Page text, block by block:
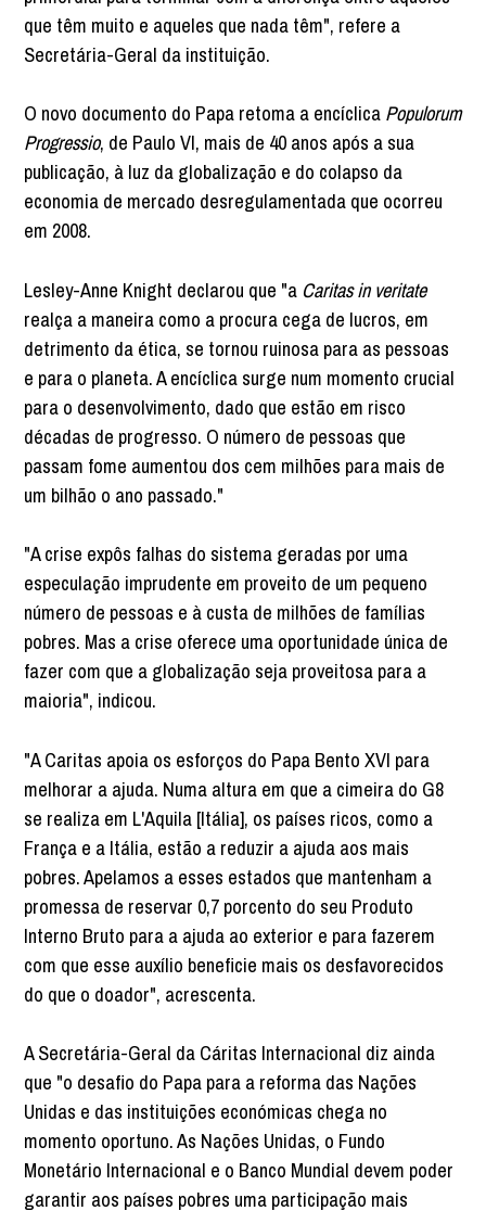
que têm muito e aqueles que nada têm", refere a
Secretária-Geral da instituição.
O novo documento do Papa retoma a encíclica Populorum
Progressio, de Paulo VI, mais de 40 anos após a sua
publicação, à luz da globalização e do colapso da
economia de mercado desregulamentada que ocorreu
em 2008.
Lesley-Anne Knight declarou que "a Caritas in veritate
realça a maneira como a procura cega de lucros, em
detrimento da ética, se tornou ruinosa para as pessoas
e para o planeta. A encíclica surge num momento crucial
para o desenvolvimento, dado que estão em risco
décadas de progresso. O número de pessoas que
passam fome aumentou dos cem milhões para mais de
um bilhão o ano passado."
"A crise expôs falhas do sistema geradas por uma
especulação imprudente em proveito de um pequeno
número de pessoas e à custa de milhões de famílias
pobres. Mas a crise oferece uma oportunidade única de
fazer com que a globalização seja proveitosa para a
maioria", indicou.
"A Caritas apoia os esforços do Papa Bento XVI para
melhorar a ajuda. Numa altura em que a cimeira do G8
se realiza em L'Aquila [Itália], os países ricos, como a
França e a Itália, estão a reduzir a ajuda aos mais
pobres. Apelamos a esses estados que mantenham a
promessa de reservar 0,7 porcento do seu Produto
Interno Bruto para a ajuda ao exterior e para fazerem
com que esse auxílio beneficie mais os desfavorecidos
do que o doador", acrescenta.
A Secretária-Geral da Cáritas Internacional diz ainda
que "o desafio do Papa para a reforma das Nações
Unidas e das instituições económicas chega no
momento oportuno. As Nações Unidas, o Fundo
Monetário Internacional e o Banco Mundial devem poder
garantir aos países pobres uma participação mais